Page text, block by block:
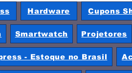
Hardware Cupons
Smartwatch Projetores
- Estoque no Brasil